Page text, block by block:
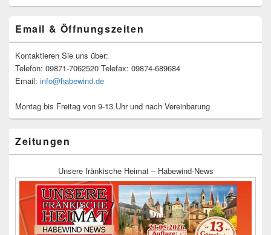
Email & Öffnungszeiten
Kontaktieren Sie uns über:
Telefon: 09871-7062520 Telefax: 09874-689684
Email: info@habewind.de
Montag bis Freitag von 9-13 Uhr und nach Vereinbarung
Zeitungen
Unsere fränkische Heimat – Habewind-News